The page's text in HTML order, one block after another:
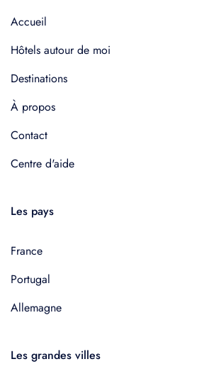
Accueil
Hôtels autour de moi
Destinations
À propos
Contact
Centre d'aide
Les pays
France
Portugal
Allemagne
Les grandes villes